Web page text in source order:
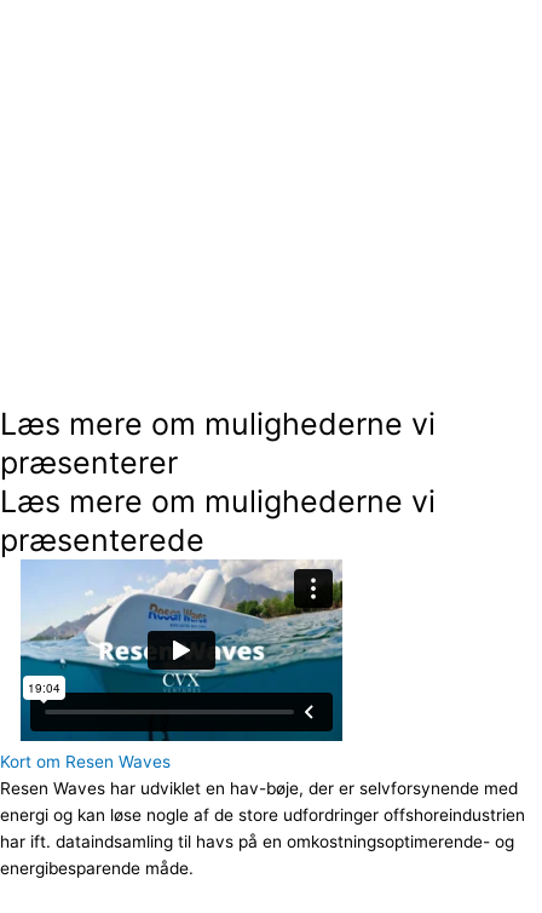
Læs mere om mulighederne vi
præsenterer
Læs mere om mulighederne vi
præsenterede
Kort om Resen Waves
Resen Waves har udviklet en hav-bøje, der er selvforsynende med
energi og kan løse nogle af de store udfordringer offshoreindustrien
har ift. dataindsamling til havs på en omkostningsoptimerende- og
energibesparende måde.